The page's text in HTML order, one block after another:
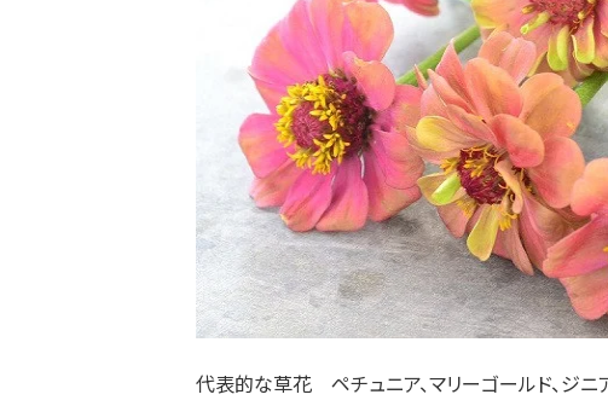
代表的な草花 ペチュニア、マリーゴールド、ジニア